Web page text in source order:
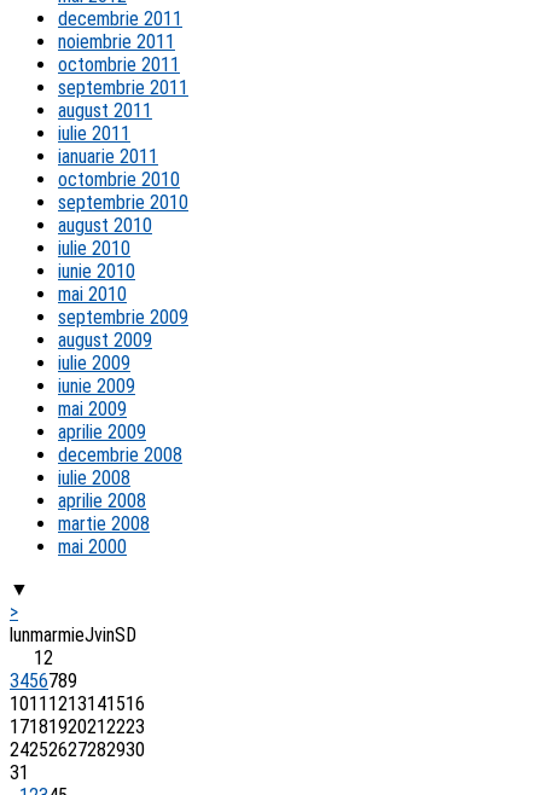
decembrie 2011
noiembrie 2011
octombrie 2011
septembrie 2011
august 2011
iulie 2011
ianuarie 2011
octombrie 2010
septembrie 2010
august 2010
iulie 2010
iunie 2010
mai 2010
septembrie 2009
august 2009
iulie 2009
iunie 2009
mai 2009
aprilie 2009
decembrie 2008
iulie 2008
aprilie 2008
martie 2008
mai 2000
▼
>
lunmarmieJvinSD
12
3456789
10111213141516
17181920212223
24252627282930
31